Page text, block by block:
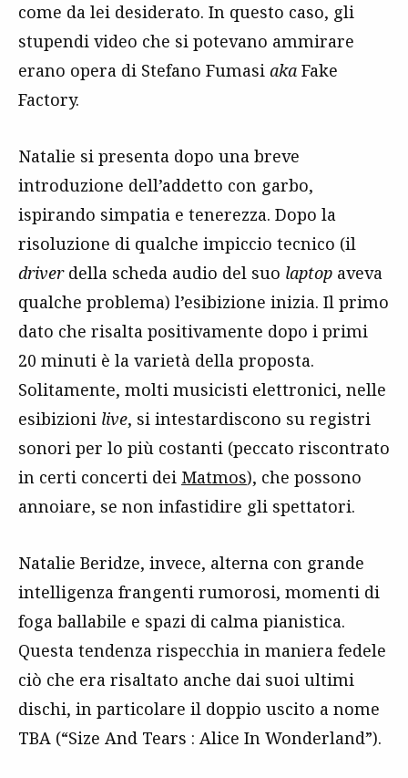
come da lei desiderato. In questo caso, gli
stupendi video che si potevano ammirare
erano opera di Stefano Fumasi aka Fake
Factory.
Natalie si presenta dopo una breve
introduzione dell’addetto con garbo,
ispirando simpatia e tenerezza. Dopo la
risoluzione di qualche impiccio tecnico (il
driverdella scheda audio del suo laptop aveva
qualche problema) l’esibizione inizia. Il primo
dato che risalta positivamente dopo i primi
20 minuti è la varietà della proposta.
Solitamente, molti musicisti elettronici, nelle
esibizioni live, si intestardiscono su registri
sonori per lo più costanti (peccato riscontrato
in certi concerti dei Matmos), che possono
annoiare, se non infastidire gli spettatori.
Natalie Beridze, invece, alterna con grande
intelligenza frangenti rumorosi, momenti di
foga ballabile e spazi di calma pianistica.
Questa tendenza rispecchia in maniera fedele
ciò che era risaltato anche dai suoi ultimi
dischi, in particolare il doppio uscito a nome
TBA (“Size And Tears : Alice In Wonderland”).